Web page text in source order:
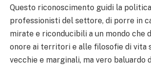
Questo riconoscimento guidi la
professionisti del settore, di porre in
mirate e riconducibili a un mondo che
onore ai territori e alle filosofie di vita
vecchie e marginali, ma vero baluardo